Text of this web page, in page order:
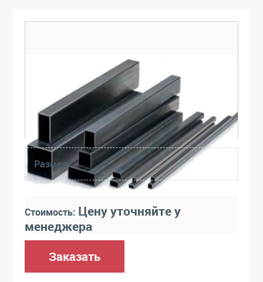
Размер:
Стоимость: Цену уточняйте у
менеджера
Заказать